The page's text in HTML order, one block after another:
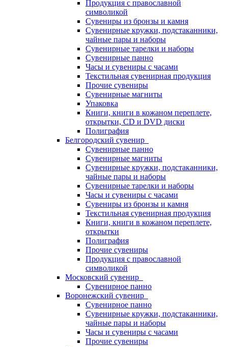
Продукция с православной
символикой
Сувениры из бронзы и камня
Сувенирные кружки, подстаканники,
чайные пары и наборы
Сувенирные тарелки и наборы
Сувенирные панно
Часы и сувениры с часами
Текстильная сувенирная продукция
Прочие сувениры
Сувенирные магниты
Упаковка
Книги, книги в кожаном переплете,
открытки, CD и DVD диски
Полиграфия
Белгородский сувенир
Сувенирные панно
Сувенирные магниты
Сувенирные кружки, подстаканники,
чайные пары и наборы
Сувенирные тарелки и наборы
Часы и сувениры с часами
Сувениры из бронзы и камня
Текстильная сувенирная продукция
Книги, книги в кожаном переплете,
открытки
Полиграфия
Прочие сувениры
Продукция с православной
символикой
Московский сувенир
Сувенирное панно
Воронежский сувенир
Сувенирное панно
Сувенирные кружки, подстаканники,
чайные пары и наборы
Часы и сувениры с часами
Прочие сувениры